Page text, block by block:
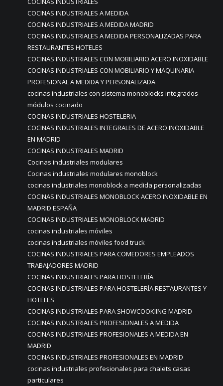
COCINAS INDUSTRIALES A MEDIDA
COCINAS INDUSTRIALES A MEDIDA MADRID
COCINAS INDUSTRIALES A MEDIDA PERSONALIZADAS PARA
RESTAURANTES HOTELES
COCINAS INDUSTRIALES CON MOBILIARIO ACERO INOXIDABLE
COCINAS INDUSTRIALES CON MOBILIARIO Y MAQUINARIA
PROFESIONAL A MEDIDA Y PERSONALIZADA
cocinas industriales con sistema monoblocks integrados
módulos cocinado
COCINAS INDUSTRIALES HOSTELERIA
COCINAS INDUSTRIALES INTEGRALES DE ACERO INOXIDABLE
EN MADRID
COCINAS INDUSTRIALES MADRID
Cocinas industriales modulares
Cocinas industriales modulares monoblock
cocinas industriales monoblock a medida personalizadas
COCINAS INDUSTRIALES MONOBLOCK ACERO INOXIDABLE EN
MADRID ESPAÑA
COCINAS INDUSTRIALES MONOBLOCK MADRID
cocinas industriales móviles
cocinas industriales móviles food truck
COCINAS INDUSTRIALES PARA COMEDORES EMPLEADOS
TRABAJADORES MADRID
COCINAS INDUSTRIALES PARA HOSTELERÍA
COCINAS INDUSTRIALES PARA HOSTELERÍA RESTAURANTES Y
HOTELES
COCINAS INDUSTRIALES PARA SHOWCOOKIING MADRID
COCINAS INDUSTRIALES PROFESIONALES A MEDIDA
COCINAS INDUSTRIALES PROFESIONALES A MEDIDA EN
MADRID
COCINAS INDUSTRIALES PROFESIONALES EN MADRID
cocinas industriales profesionales para chalets casas
particulares